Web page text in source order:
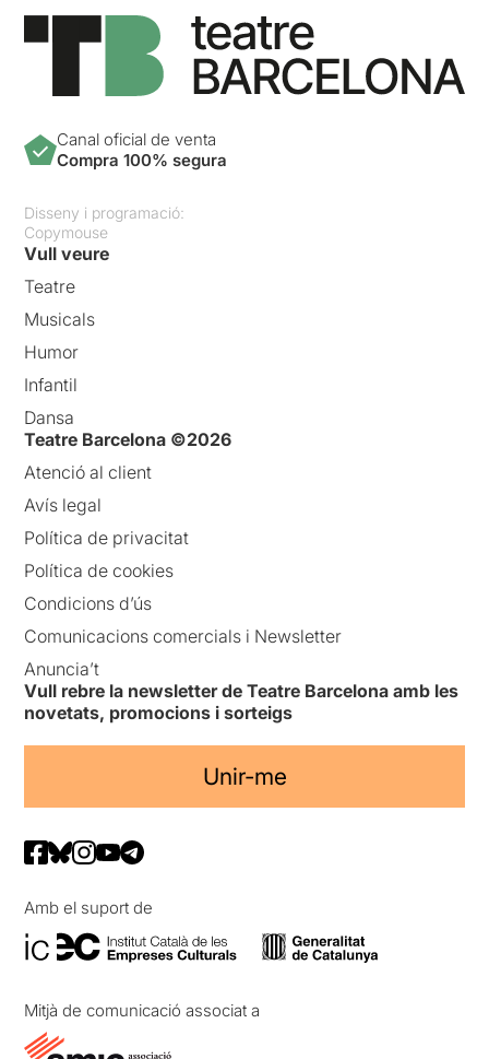
Canal oficial de venta
Compra 100% segura
Disseny i programació:
Copymouse
Vull veure
Teatre
Musicals
Humor
Infantil
Dansa
Teatre Barcelona ©2026
Atenció al client
Avís legal
Política de privacitat
Política de cookies
Condicions d’ús
Comunicacions comercials i Newsletter
Anuncia’t
Vull rebre la newsletter de Teatre Barcelona amb les
novetats, promocions i sorteigs
Unir-me
Amb el suport de
Mitjà de comunicació associat a